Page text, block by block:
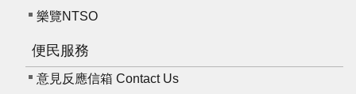
樂覽NTSO
便民服務
意見反應信箱 Contact Us